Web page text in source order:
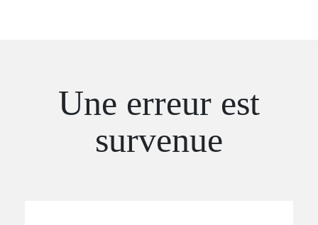
Une erreur est
survenue